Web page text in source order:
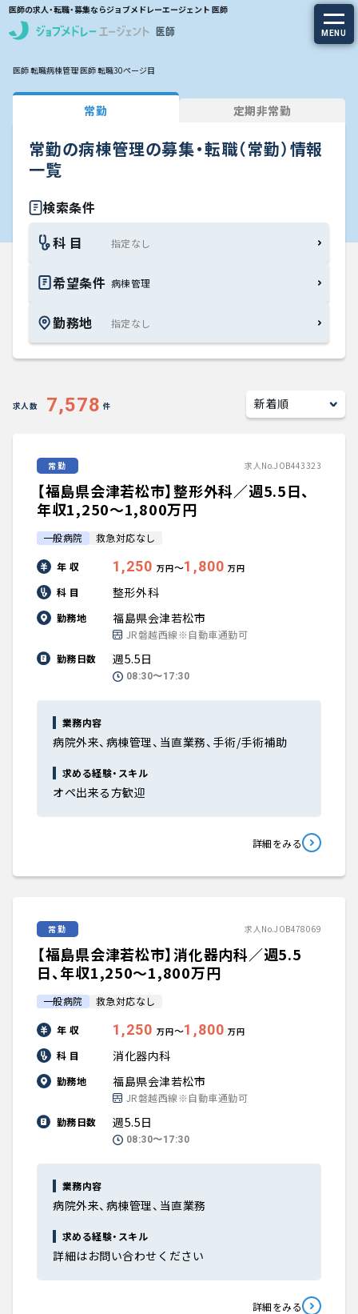
医師の求人・転職・募集ならジョブメドレーエージェント 医師
MENU
求人を探す
常勤の求人
定期非常勤の求人
特集から探す
エージェントサービス
エージェントサービスTOP
サービスの流れ
医師の求人・転職Q&A
知りたい・聞きたい
転職成功事例
医師の転職マニュアル
データで見る医師の平均年収
医師に役立つ取材記事
医師 転職病棟管理 医師 転職30ページ目
常勤 定期非常勤
常勤の病棟管理の募集・転職（常勤）情報
一覧
検索条件
科 目
希望条件 病棟管理
勤務地
求人数 7,578 件
常勤 求人No.JOB443323
【福島県会津若松市】整形外科／週5.5日、
年収1,250〜1,800万円
一般病院 救急対応なし
年 収 1,250 万円〜1,800 万円
科 目 整形外科
勤務地 福島県会津若松市
JR磐越西線※自動車通勤可
勤務日数
週5.5日
08:30〜17:30
業務内容
病院外来、病棟管理、当直業務、手術/手術補助
求める経験・スキル
オペ出来る方歓迎
詳細をみる
常勤 求人No.JOB478069
【福島県会津若松市】消化器内科／週5.5
日、年収1,250〜1,800万円
一般病院 救急対応なし
年 収 1,250 万円〜1,800 万円
科 目 消化器内科
勤務地 福島県会津若松市
JR磐越西線※自動車通勤可
勤務日数
週5.5日
08:30〜17:30
業務内容
病院外来、病棟管理、当直業務
求める経験・スキル
詳細はお問い合わせください
詳細をみる